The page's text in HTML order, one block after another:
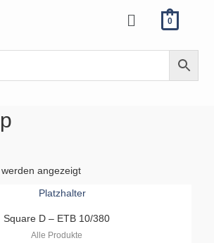
Menü 0
angezeigt
Square D – ETB 10/380
Alle Produkte